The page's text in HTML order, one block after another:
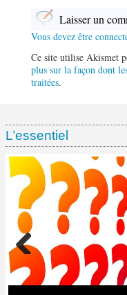
Laisser un
Vous devez être
Ce site utilise Akismet
plus sur la façon dont
traitées.
L’essentiel
Ventes de tabac
buralistes depuis le
Rapport KPMG 2025 :
Enquête ramasse-
Ces chiffres
Étude EPS : 55,4
cigarettes
Marché parallèle du